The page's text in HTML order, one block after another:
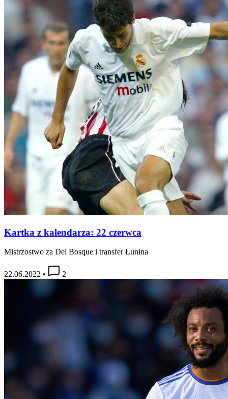
Kartka z kalendarza: 22 czerwca
Mistrzostwo za Del Bosque i transfer Łunina
22.06.2022 • 2